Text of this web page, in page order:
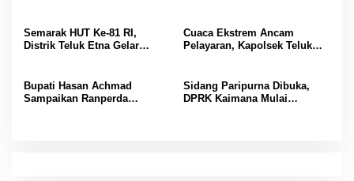
Hut RI
Semarak HUT Ke-81 RI,
Distrik Teluk Etna Gelar
Cuaca Ekstrem Ancam
Pelayaran, Kapolsek Teluk
Bupati Hasan Achmad
Sampaikan Ranperda
Sidang Paripurna Dibuka,
DPRK Kaimana Mulai